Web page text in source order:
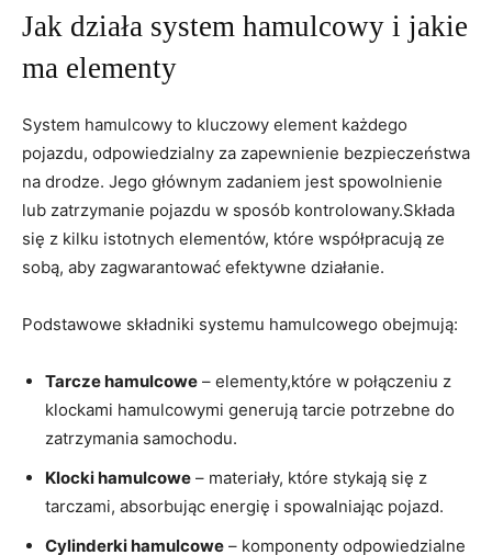
Jak działa system‌ hamulcowy i jakie
ma elementy
System hamulcowy to kluczowy element każdego
pojazdu, ​odpowiedzialny za zapewnienie bezpieczeństwa
na drodze. Jego głównym zadaniem jest spowolnienie
lub zatrzymanie pojazdu w sposób kontrolowany.Składa
się ⁣z kilku istotnych elementów, które współpracują ze⁤
sobą, ‌aby zagwarantować‍ efektywne działanie.
Podstawowe składniki systemu⁣ hamulcowego obejmują:
Tarcze hamulcowe – elementy,które w ⁣połączeniu z
⁤klockami hamulcowymi generują tarcie potrzebne do
zatrzymania‍ samochodu.
Klocki hamulcowe – materiały, które stykają ⁣się z
tarczami, absorbując energię i spowalniając pojazd.
Cylinderki hamulcowe – komponenty odpowiedzialne